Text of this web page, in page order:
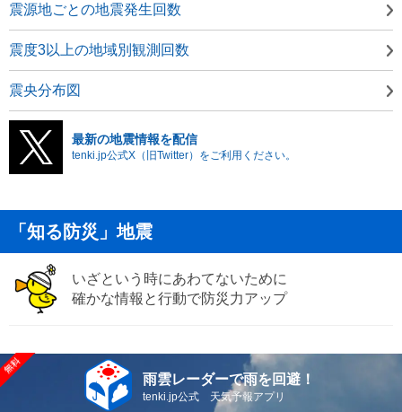
震源地ごとの地震発生回数
震度3以上の地域別観測回数
震央分布図
最新の地震情報を配信
tenki.jp公式X（旧Twitter）をご利用ください。
「知る防災」地震
いざという時にあわてないために
確かな情報と行動で防災力アップ
雨雲レーダーで雨を回避！
tenki.jp公式 天気予報アプリ